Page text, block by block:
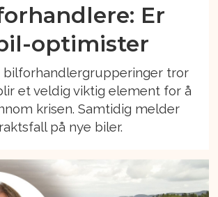
Er
optimister
bilforhandlergrupperinger tror
et veldig viktig element for å
krisen. Samtidig melder
på nye biler.